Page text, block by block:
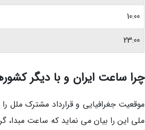
10:00
23:00
چرا ساعت ایران و با دیگر
موقعیت جغرافیایی و قرارداد مشترک ملل
ملی این را بیان می نماید که ساعت مبدا،